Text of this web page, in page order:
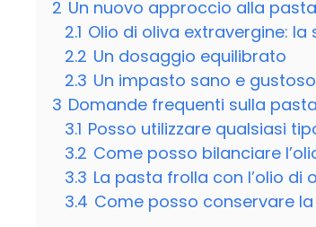
2 Un nuovo approccio alla
2.1 Olio di oliva extravergine:
2.2 Un dosaggio equilibrato
2.3 Un impasto sano e gustoso
3 Domande frequenti sulla
3.1 Posso utilizzare qualsiasi
3.2 Come posso bilanciare
3.3 La pasta frolla con l’olio
3.4 Come posso conservare